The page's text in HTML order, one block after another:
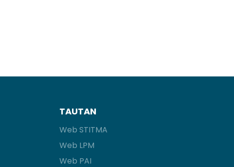
TAUTAN
Web STITMA
Web LPM
Web PAI